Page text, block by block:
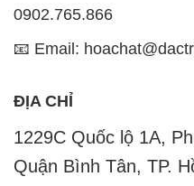
0902.765.866
📧 Email:
ĐỊA CHỈ
1229C Quốc lộ 1A,
Quận Bình Tân, TP.